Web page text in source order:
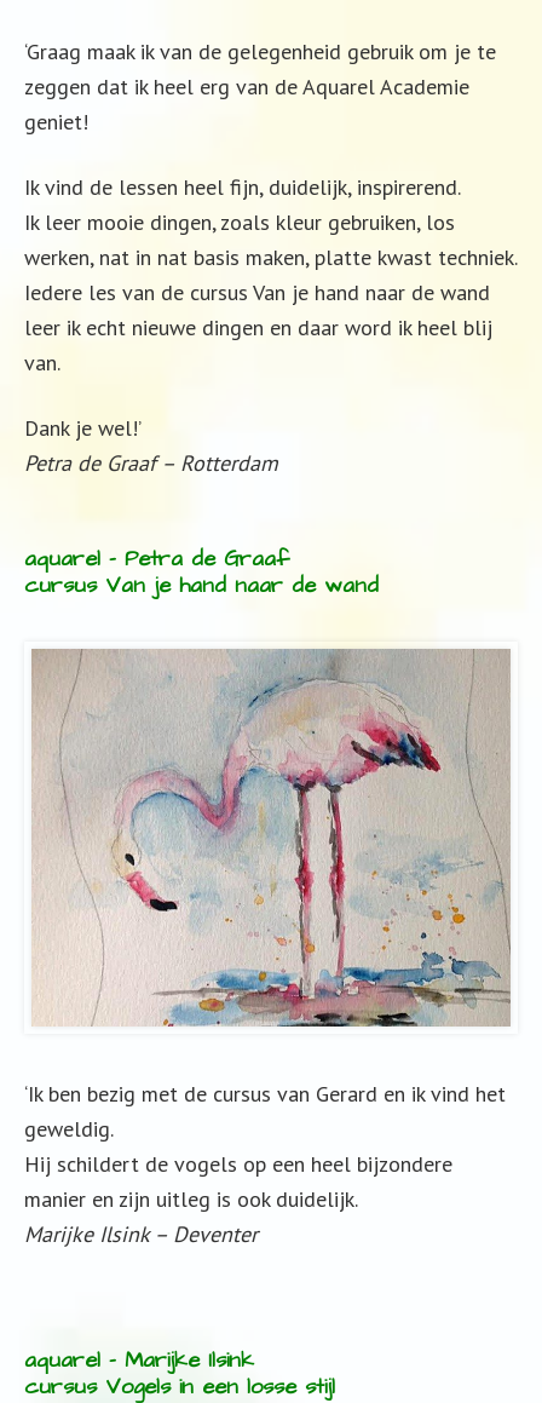
‘Graag maak ik van de gelegenheid gebruik om je te
zeggen dat ik heel erg van de Aquarel Academie
geniet!
Ik vind de lessen heel fijn, duidelijk, inspirerend.
Ik leer mooie dingen, zoals kleur gebruiken, los
werken, nat in nat basis maken, platte kwast techniek.
Iedere les van de cursus Van je hand naar de wand
leer ik echt nieuwe dingen en daar word ik heel blij
van.
Dank je wel!’
Petra de Graaf – Rotterdam
aquarel – Petra de Graaf
cursus Van je hand naar de wand
‘Ik ben bezig met de cursus van Gerard en ik vind het
geweldig.
Hij schildert de vogels op een heel bijzondere
manier en zijn uitleg is ook duidelijk.
Marijke Ilsink – Deventer
aquarel – Marijke Ilsink
cursus Vogels in een losse stijl